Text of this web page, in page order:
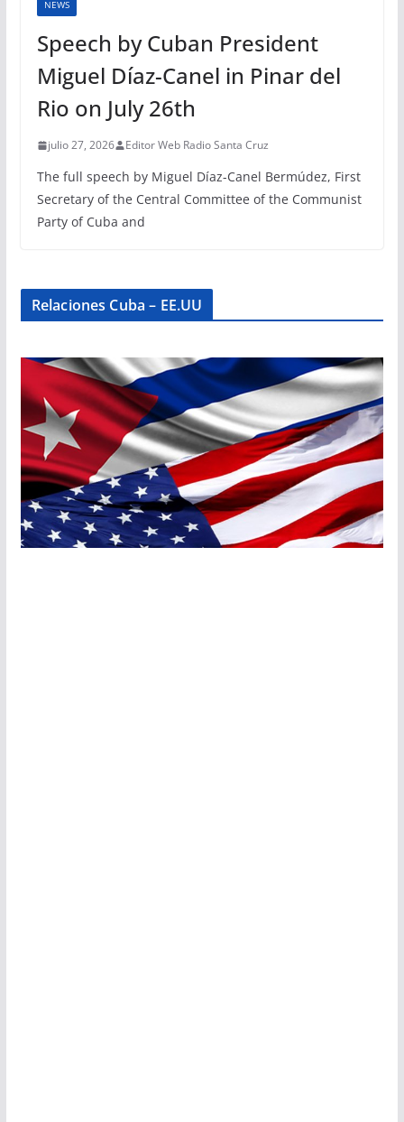
NEWS
Speech by Cuban President
Miguel Díaz-Canel in Pinar del
Rio on July 26th
julio 27, 2026 Editor Web Radio Santa Cruz
The full speech by Miguel Díaz-Canel Bermúdez, First
Secretary of the Central Committee of the Communist
Party of Cuba and
Relaciones Cuba – EE.UU